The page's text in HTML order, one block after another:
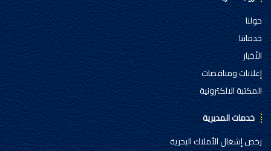
حولنا
خدماتنا
الأخبار
إعلانات ومناقصات
المكتبة الالكترونية
خدمات المديرية
رخص إشغال الأملاك البحرية